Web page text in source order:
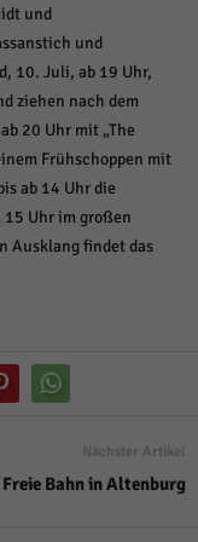
und
und
10. Juli, ab 19 Uhr,
ziehen nach dem
20 Uhr mit „The
Frühschoppen mit
ab 14 Uhr die
Uhr im großen
Ausklang findet das
Nächster Artikel
Freie Bahn in Altenburg